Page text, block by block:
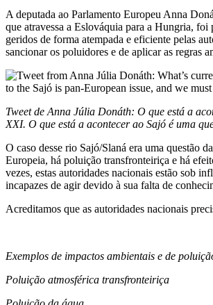
A deputada ao Parlamento Europeu Anna
que atravessa a Eslováquia para a Hungria,
geridos de forma atempada e eficiente pelas
sancionar os poluidores e de aplicar as regras
Tweet de Anna Júlia Donáth: O que está a
XXI. O que está a acontecer ao Sajó é uma
O caso desse rio Sajó/Slaná era uma questão
Europeia, há poluição transfronteiriça e há
vezes, estas autoridades nacionais estão sob
incapazes de agir devido à sua falta de
Acreditamos que as autoridades nacionais
Exemplos de impactos ambientais e de
Poluição atmosférica transfronteiriça